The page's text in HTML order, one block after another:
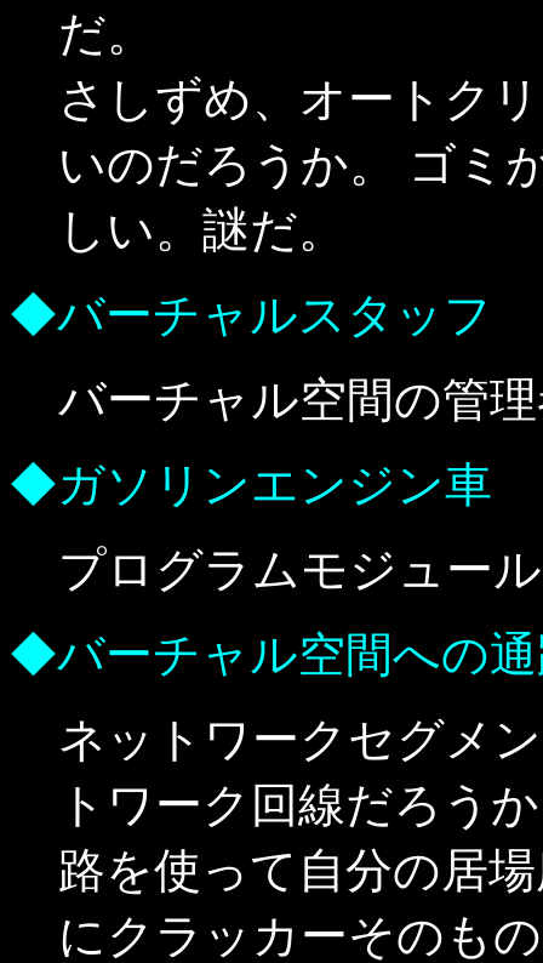
だ。
さしずめ、オートク
いのだろうか。 ゴミ
しい。謎だ。
◆バーチャルスタッフ
バーチャル空間の管
◆ガソリンエンジン車
プログラムモジュー
◆バーチャル空間への
ネットワークセグメ
トワーク回線だろう
路を使って自分の居
にクラッカーそのも